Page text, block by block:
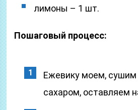
лимоны – 1 шт.
Пошаговый процесс:
Ежевику моем,
сахаром, оставляем